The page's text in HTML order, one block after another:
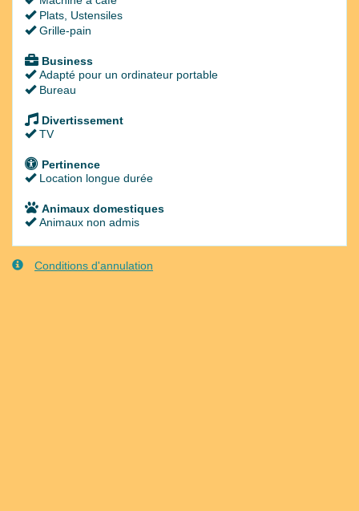
Plats, Ustensiles
Grille-pain
Business
Adapté pour un ordinateur portable
Bureau
Divertissement
TV
Pertinence
Location longue durée
Animaux domestiques
Animaux non admis
Conditions d'annulation